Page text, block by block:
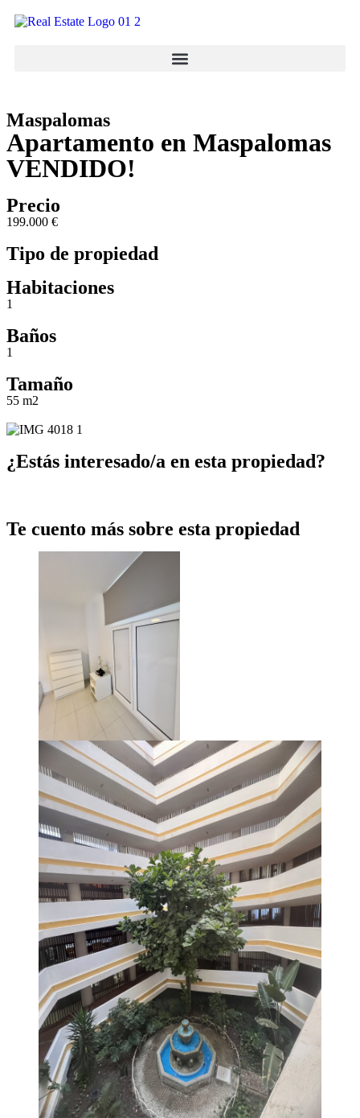
Maspalomas
Apartamento en Maspalomas
VENDIDO!
Precio
199.000 €
Tipo de propiedad
Habitaciones
1
Baños
1
Tamaño
55 m2
¿Estás interesado/a en esta propiedad?
Te cuento más sobre esta propiedad